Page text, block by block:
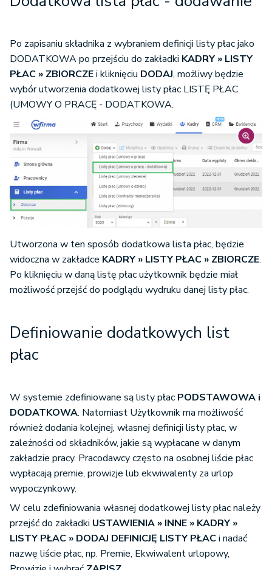
Po zapisaniu składnika z wybraniem definicji listy płac jako
DODATKOWA po przejściu do zakładki KADRY » LISTY
PŁAC » ZBIORCZEi kliknięciu DODAJ, możliwy będzie
wybór utworzenia dodatkowej listy płac LISTĘ PŁAC
(UMOWY O PRACĘ - DODATKOWA.
Utworzona w ten sposób dodatkowa lista płac, będzie
widoczna w zakładce KADRY » LISTY PŁAC » ZBIORCZE.
Po kliknięciu w daną listę płac użytkownik będzie miał
możliwość przejść do podglądu wydruku danej listy płac.
Definiowanie dodatkowych list
płac
W systemie zdefiniowane są listy płac PODSTAWOWA i
DODATKOWA. Natomiast Użytkownik ma możliwość
również dodania kolejnej, własnej definicji listy płac, w
zależności od składników, jakie są wypłacane w danym
zakładzie pracy. Pracodawcy często na osobnej liście płac
wypłacają premie, prowizje lub ekwiwalenty za urlop
wypoczynkowy.
W celu zdefiniowania własnej dodatkowej listy płac należy
przejść do zakładki USTAWIENIA » INNE » KADRY »
LISTY PŁAC » DODAJ DEFINICJĘ LISTY PŁACi nadać
nazwę liście płac, np. Premie, Ekwiwalent urlopowy,